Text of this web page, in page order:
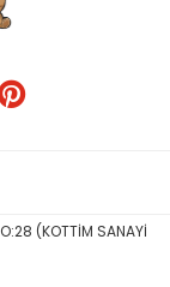
(KOTTİM SANAYİ